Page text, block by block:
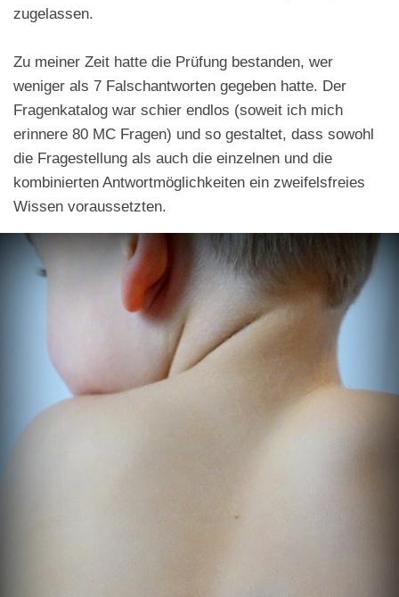
zugelassen.
Zu meiner Zeit hatte die Prüfung bestanden, wer
weniger als 7 Falschantworten gegeben hatte. Der
Fragenkatalog war schier endlos (soweit ich mich
erinnere 80 MC Fragen) und so gestaltet, dass sowohl
die Fragestellung als auch die einzelnen und die
kombinierten Antwortmöglichkeiten ein zweifelsfreies
Wissen voraussetzten.